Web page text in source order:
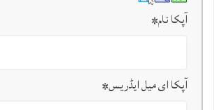
آپکا نام*
آپکا ای میل ایڈریس*